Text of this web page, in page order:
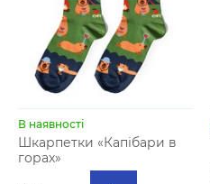
В наявності
Шкарпетки «Капібари в
горах»